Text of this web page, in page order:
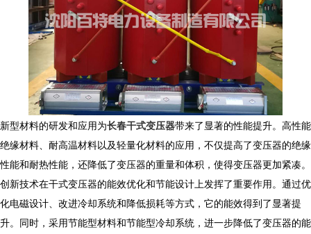
新型材料的研发和应用为长春干式变压器带来了显著的性能提升。高性能
绝缘材料、耐高温材料以及轻量化材料的应用，不仅提高了变压器的绝缘
性能和耐热性能，还降低了变压器的重量和体积，使得变压器更加紧凑。
创新技术在干式变压器的能效优化和节能设计上发挥了重要作用。通过优
化电磁设计、改进冷却系统和降低损耗等方式，它的能效得到了显著提
升。同时，采用节能型材料和节能型冷却系统，进一步降低了变压器的能